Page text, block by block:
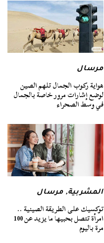
مرسال
هواية ركوب الجمال تلهم الصين
لوضع إشارات مرور خاصة بالجمال
في وسط الصحراء
المشربية,مرسال
توكسيك على الطريقة الصينية ..
امرأة تتصل بحبيها ما يزيد عن 100
مرة باليوم